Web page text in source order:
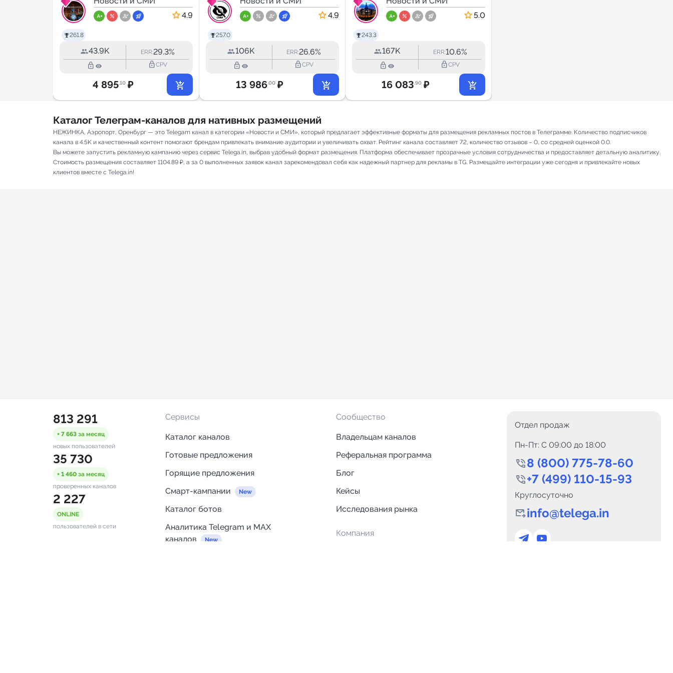
261.8
4.9
43.9K ERR:29.3%
lock_outline lock_outlineCPV
4 895.10 ₽
257.0
4.9
106K ERR:26.6%
lock_outline lock_outlineCPV
13 986.00 ₽
243.3
5.0
167K ERR:10.6%
lock_outline lock_outlineCPV
16 083.90 ₽
Каталог Телеграм-каналов для нативных размещений
НЕЖИНКА, Аэропорт, Оренбург — это Telegam канал в категории «Новости и СМИ», который предлагает эффективные форматы для размещения рекламных постов в Телеграмме. Количество подписчиков
канала в 4.5K и качественный контент помогают брендам привлекать внимание аудитории и увеличивать охват. Рейтинг канала составляет 7.2, количество отзывов – 0, со средней оценкой 0.0.
Вы можете запустить рекламную кампанию через сервис Telega.in, выбрав удобный формат размещения. Платформа обеспечивает прозрачные условия сотрудничества и предоставляет детальную аналитику.
Стоимость размещения составляет 1104.89 ₽, а за 0 выполненных заявок канал зарекомендовал себя как надежный партнер для рекламы в TG. Размещайте интеграции уже сегодня и привлекайте новых
клиентов вместе с Telega.in!
813 291
+ 7 663 за месяц
новых пользователей
35 730
+ 1 460 за месяц
проверенных каналов
2 227
ONLINE
пользователей в сети
Сервисы
Каталог каналов
Готовые предложения
Горящие предложения
Смарт-кампании
Каталог ботов
Аналитика Telegram и MAX
каналов
Сообщество
Владельцам каналов
Реферальная программа
Блог
Кейсы
Исследования рынка
Компания
Отдел продаж
Пн-Пт: C 09:00 до 18:00
8 (800) 775-78-60
+7 (499) 110-15-93
Круглосуточно
info@telega.in